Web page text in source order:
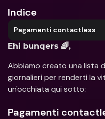
Indice
Pagamenti contactless
Ehi bunqers 🌈,
Abbiamo creato una lista
giornalieri per renderti la
un'occhiata qui sotto:
Pagamenti